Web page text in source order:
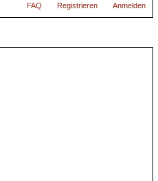
FAQ Registrieren Anmelden